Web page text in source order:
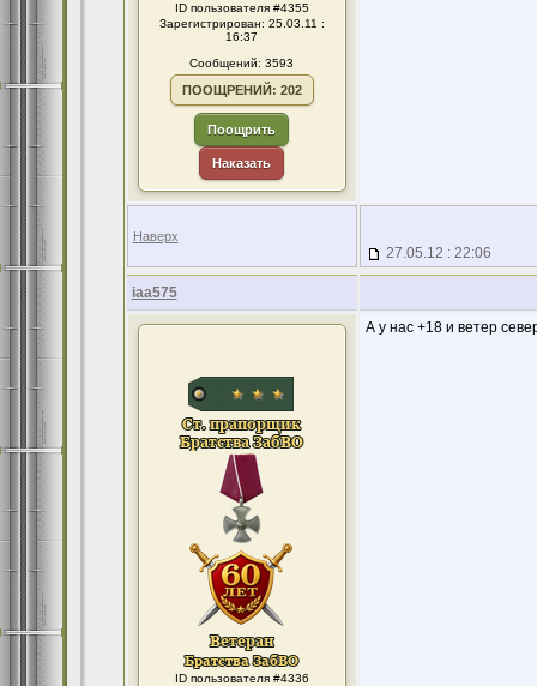
ID пользователя #4355
Зарегистрирован: 25.03.11 :
16:37
Сообщений: 3593
ПООЩРЕНИЙ: 202
Поощрить
Наказать
Наверх
27.05.12 : 22:06
iaa575
ID пользователя #4336
А у нас +18 и ветер